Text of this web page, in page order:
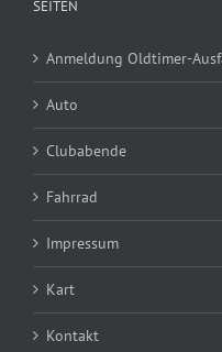
SEITEN
Anmeldung Oldtimer-
Auto
Clubabende
Fahrrad
Impressum
Kart
Kontakt